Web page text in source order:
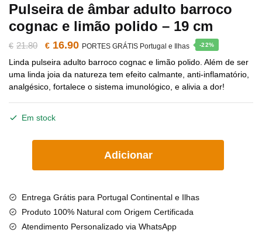
Pulseira de âmbar adulto barroco
cognac e limão polido – 19 cm
€ 21.80
O
preço
original
era:
€ 16.90O
preço
atual
PORTES GRÁTIS Portugal e Ilhas -22%
Linda pulseira adulto barroco cognac e limão polido. Além de ser
uma linda joia da natureza tem efeito calmante, anti-inflamatório,
analgésico, fortalece o sistema imunológico, e alivia a dor!
Em stock
âmbar
adulto
barroco
Adicionar
Entrega Grátis para Portugal Continental e Ilhas
Produto 100% Natural com Origem Certificada
Atendimento Personalizado via WhatsApp